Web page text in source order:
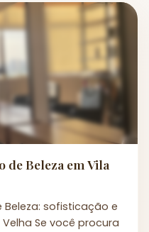
de Beleza em Vila
Beleza: sofisticação e
Se você procura